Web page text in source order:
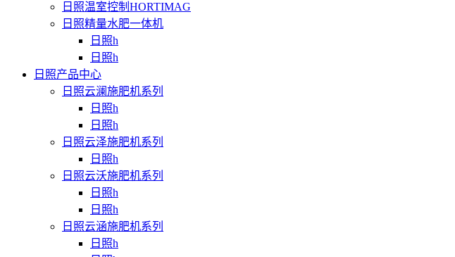
日照温室控制HORTIMAG
日照精量水肥一体机
日照h
日照h
日照产品中心
日照云澜施肥机系列
日照h
日照h
日照云泽施肥机系列
日照h
日照云沃施肥机系列
日照h
日照h
日照云涵施肥机系列
日照h